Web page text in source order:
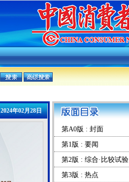
2024年02月28日
第A0版 : 封面
第1版 : 要闻
第2版 : 综合·比较试验
第3版 : 热点